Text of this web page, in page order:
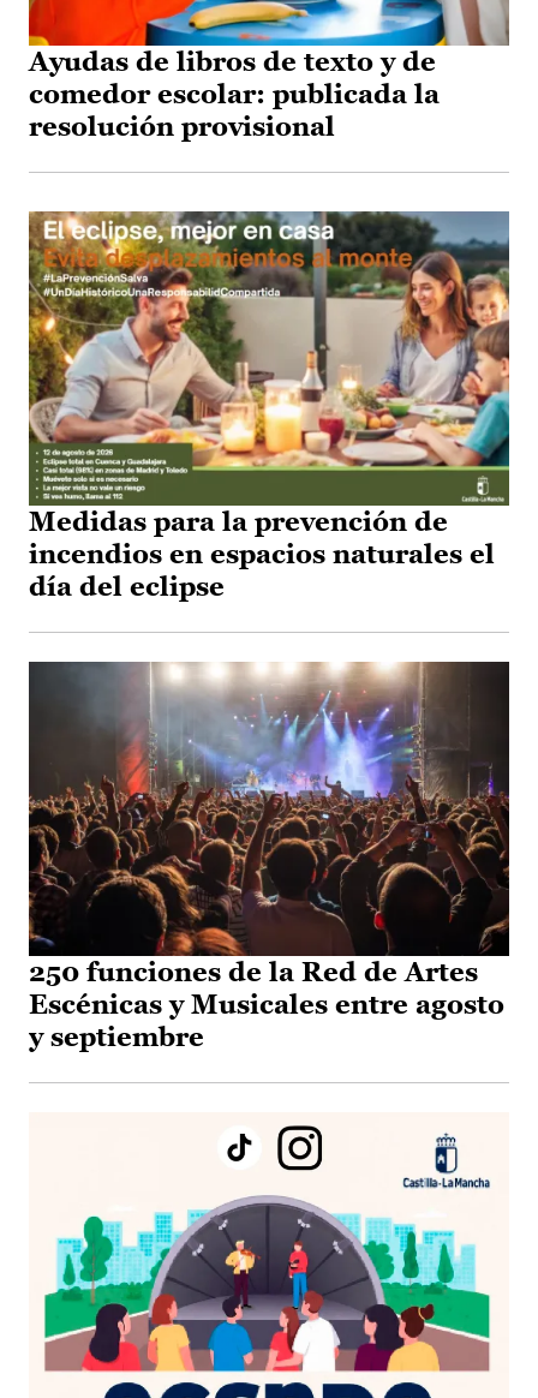
Ayudas de libros de texto y de
comedor escolar: publicada la
resolución provisional
Medidas para la prevención de
incendios en espacios naturales el
día del eclipse
250 funciones de la Red de Artes
Escénicas y Musicales entre agosto
y septiembre